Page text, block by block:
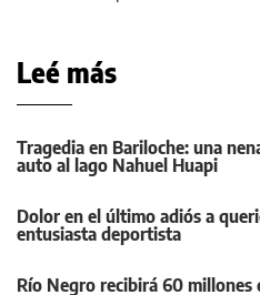
Leé más
Tragedia en Bariloche: una
auto al lago Nahuel Huapi
Dolor en el último adiós a
entusiasta deportista
Río Negro recibirá 60